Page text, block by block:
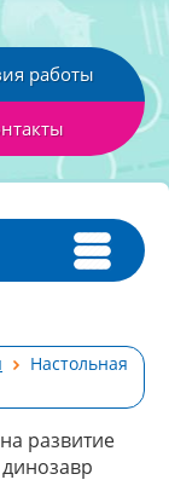
работы
Настольная